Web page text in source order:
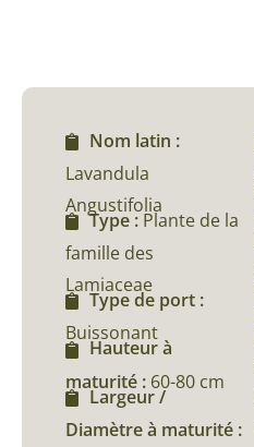
Nom latin :
Lavandula
Angustifolia
Type : Plante de la
famille des
Lamiaceae
Type de port :
Buissonant
Hauteur à
maturité : 60-80 cm
Largeur /
Diamètre à maturité :